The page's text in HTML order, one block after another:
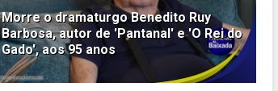
Morre o dramaturgo Benedito Ruy
Barbosa, autor de 'Pantanal' e 'O Rei do
Gado', aos 95 anos